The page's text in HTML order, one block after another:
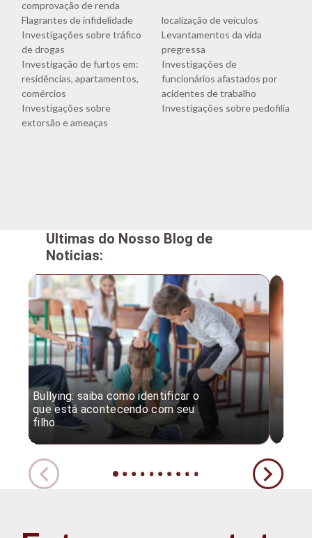
comprovação de renda
Flagrantes de infidelidade
localização de veículos
Investigações sobre tráfico
de drogas
Levantamentos da vida
pregressa
Investigação de furtos em:
residências, apartamentos,
comércios
Investigações de
funcionários afastados por
acidentes de trabalho
Investigações sobre
extorsão e ameaças
Investigações sobre pedofilia
Ultimas do Nosso Blog de
Noticias:
Bullying: saiba como identificar o
que está acontecendo com seu
filho